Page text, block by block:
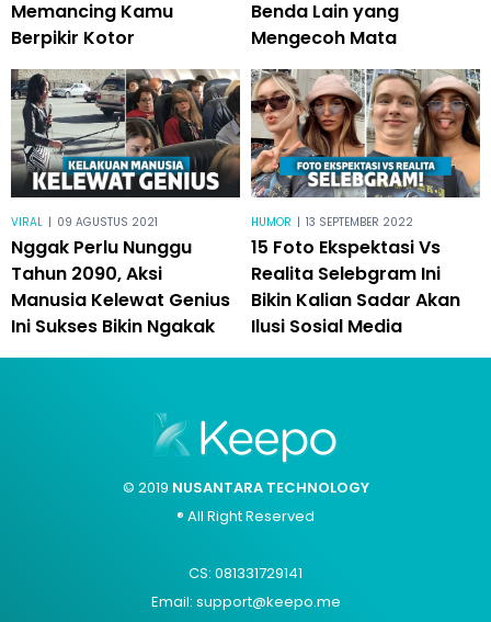
Memancing Kamu
Berpikir Kotor
Benda Lain yang
Mengecoh Mata
VIRAL | 09 AGUSTUS 2021
Nggak Perlu Nunggu
Tahun 2090, Aksi
Manusia Kelewat Genius
Ini Sukses Bikin Ngakak
HUMOR | 13 SEPTEMBER 2022
15 Foto Ekspektasi Vs
Realita Selebgram Ini
Bikin Kalian Sadar Akan
Ilusi Sosial Media
© 2019 NUSANTARA TECHNOLOGY
® All Right Reserved
CS: 081331729141
Email: support@keepo.me